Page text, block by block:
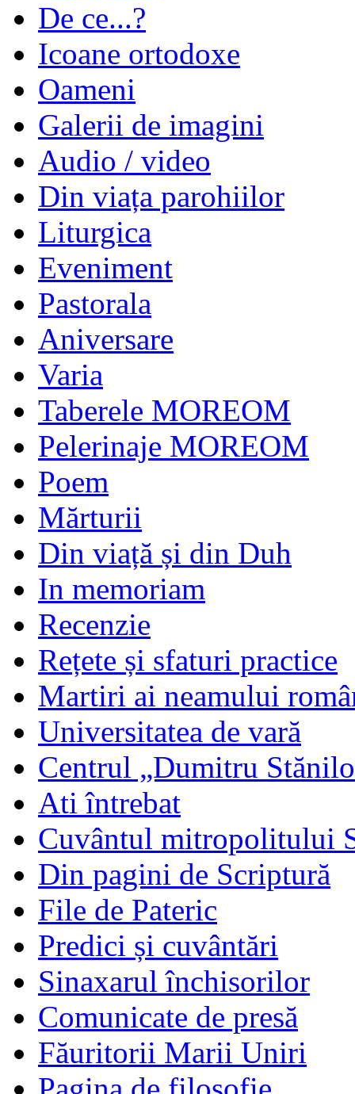
De ce...?
Icoane ortodoxe
Oameni
Galerii de imagini
Audio / video
Din viața parohiilor
Liturgica
Eveniment
Pastorala
Aniversare
Varia
Taberele MOREOM
Pelerinaje MOREOM
Poem
Mărturii
Din viață și din Duh
In memoriam
Recenzie
Rețete și sfaturi practice
Martiri ai neamului
Universitatea de vară
Centrul „Dumitru
Ati întrebat
Cuvântul mitropolitului
Din pagini de Scriptură
File de Pateric
Predici și cuvântări
Sinaxarul închisorilor
Comunicate de presă
Făuritorii Marii Uniri